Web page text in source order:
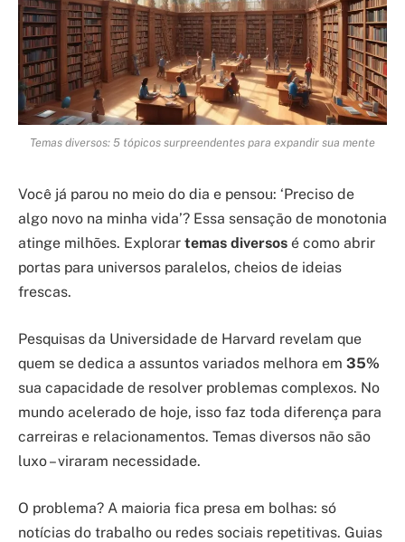
Temas diversos: 5 tópicos surpreendentes para expandir sua mente
Você já parou no meio do dia e pensou: ‘Preciso de
algo novo na minha vida’? Essa sensação de monotonia
atinge milhões. Explorar temas diversos é como abrir
portas para universos paralelos, cheios de ideias
frescas.
Pesquisas da Universidade de Harvard revelam que
quem se dedica a assuntos variados melhora em 35%
sua capacidade de resolver problemas complexos. No
mundo acelerado de hoje, isso faz toda diferença para
carreiras e relacionamentos. Temas diversos não são
luxo – viraram necessidade.
O problema? A maioria fica presa em bolhas: só
notícias do trabalho ou redes sociais repetitivas. Guias